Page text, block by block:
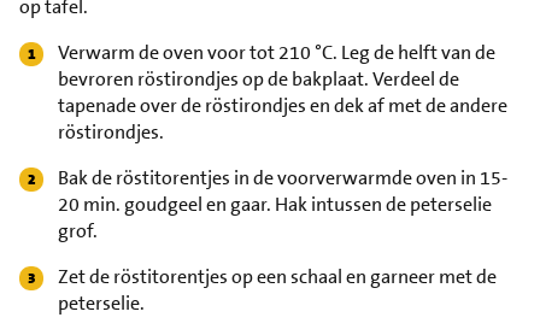
op tafel.
Verwarm de oven voor tot 210 °C. Leg de helft van de
bevroren röstirondjes op de bakplaat. Verdeel de
tapenade over de röstirondjes en dek af met de andere
röstirondjes.
Bak de röstitorentjes in de voorverwarmde oven in 15-
20 min. goudgeel en gaar. Hak intussen de peterselie
grof.
Zet de röstitorentjes op een schaal en garneer met de
peterselie.